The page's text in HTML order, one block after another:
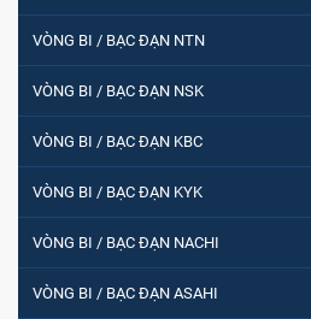
VÒNG BI / BẠC ĐẠN NTN
VÒNG BI / BẠC ĐẠN NSK
VÒNG BI / BẠC ĐẠN KBC
VÒNG BI / BẠC ĐẠN KYK
VÒNG BI / BẠC ĐẠN NACHI
VÒNG BI / BẠC ĐẠN ASAHI